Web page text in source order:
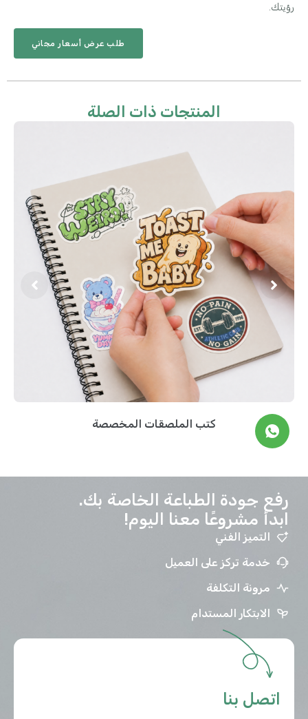
رؤيتك.
طلب عرض أسعار مجاني
المنتجات ذات الصلة
كتب الملصقات المخصصة
رفع جودة الطباعة الخاصة بك.
ابدأ مشروعًا معنا اليوم!
التميز الفني
خدمة تركز على العميل
مرونة التكلفة
الابتكار المستدام
اتصل بنا